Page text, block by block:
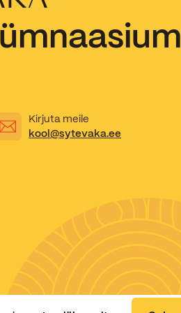
Kirjuta meile
kool@sytevaka.ee